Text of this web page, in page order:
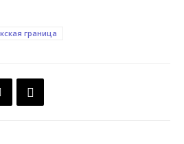
граница